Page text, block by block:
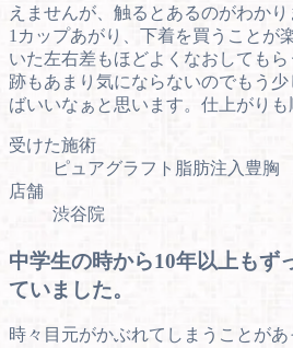
えませんが、触るとあるのがわか
1カップあがり、下着を買うことが
いた左右差もほどよくなおしても
跡もあまり気にならないのでもう
ばいいなぁと思います。仕上がりも
受けた施術
ピュアグラフト脂肪注入豊胸
店舗
渋谷院
中学生の時から10年以上もず
ていました。
時々目元がかぶれてしまうことが